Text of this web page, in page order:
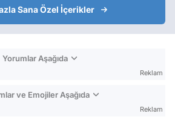
Sana Özel İçerikler
Yorumlar Aşağıda
Reklam
ve Emojiler Aşağıda
Reklam